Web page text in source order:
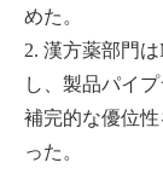
めた。
2. 漢方薬部門
し、製品パイ
補完的な優位
った。